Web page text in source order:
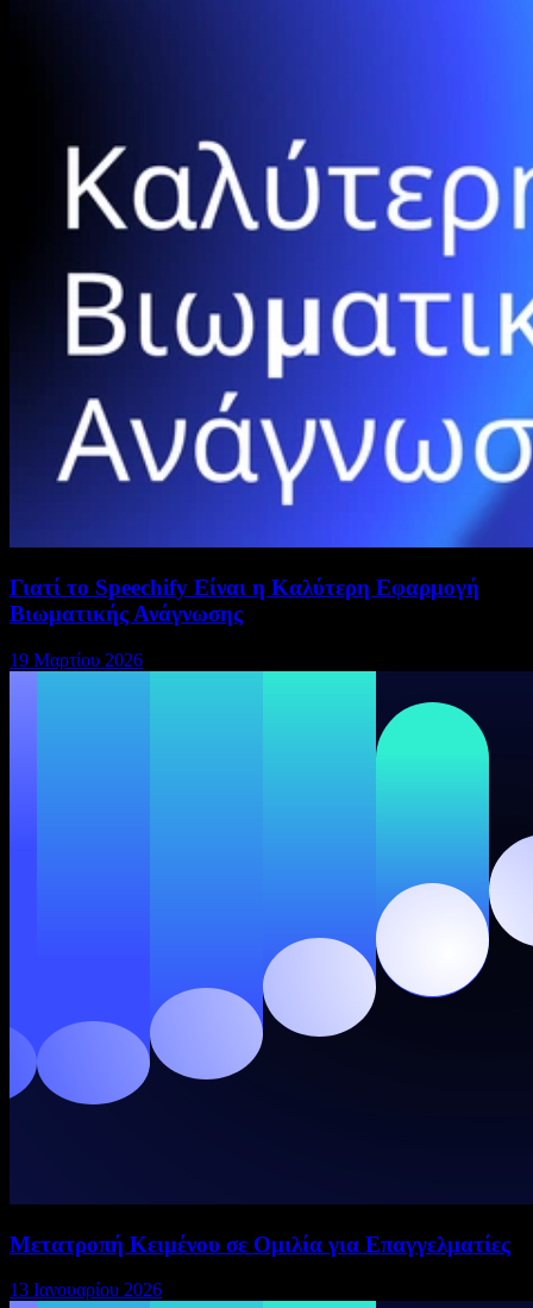
Γιατί το Speechify Είναι η Καλύτερη Εφαρμογή
Βιωματικής Ανάγνωσης
19 Μαρτίου 2026
Μετατροπή Κειμένου σε Ομιλία για Επαγγελματίες
13 Ιανουαρίου 2026